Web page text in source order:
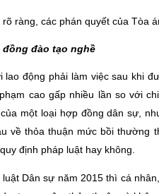
ràng, các phán quyết của Tòa
đồng đào tạo nghề
lao động phải làm việc sau khi
cao gấp nhiều lần so với
một loại hợp đồng dân sự,
về thỏa thuận mức bồi thường
định pháp luật hay không.
Dân sự năm 2015 thì cá